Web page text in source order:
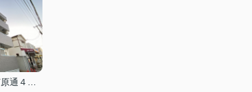
神戸市兵庫区芦原通４丁目